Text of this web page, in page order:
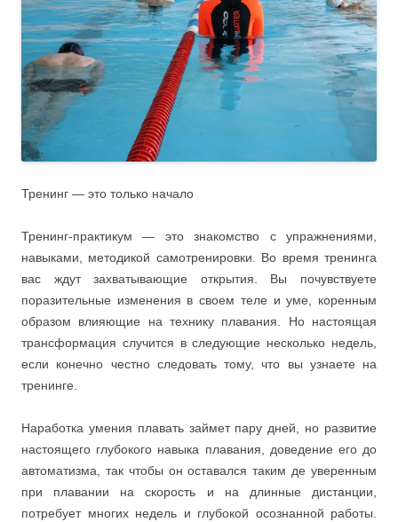
Тренинг — это только начало
Тренинг-практикум — это знакомство с упражнениями,
навыками, методикой самотренировки. Во время тренинга
вас ждут захватывающие открытия. Вы почувствуете
поразительные изменения в своем теле и уме, коренным
образом влияющие на технику плавания. Но настоящая
трансформация случится в следующие несколько недель,
если конечно честно следовать тому, что вы узнаете на
тренинге.
Наработка умения плавать займет пару дней, но развитие
настоящего глубокого навыка плавания, доведение его до
автоматизма, так чтобы он оставался таким де уверенным
при плавании на скорость и на длинные дистанции,
потребует многих недель и глубокой осознанной работы.